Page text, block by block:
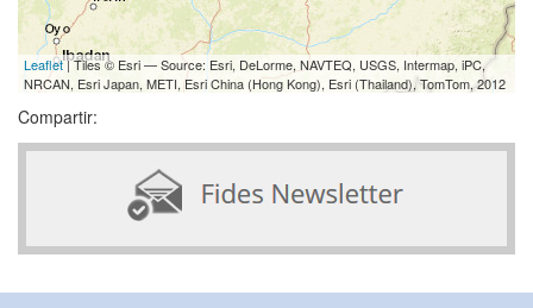
Leaflet| Tiles © Esri — Source: Esri, DeLorme, NAVTEQ, USGS, Intermap, iPC,
NRCAN, Esri Japan, METI, Esri China (Hong Kong), Esri (Thailand), TomTom, 2012
Compartir: